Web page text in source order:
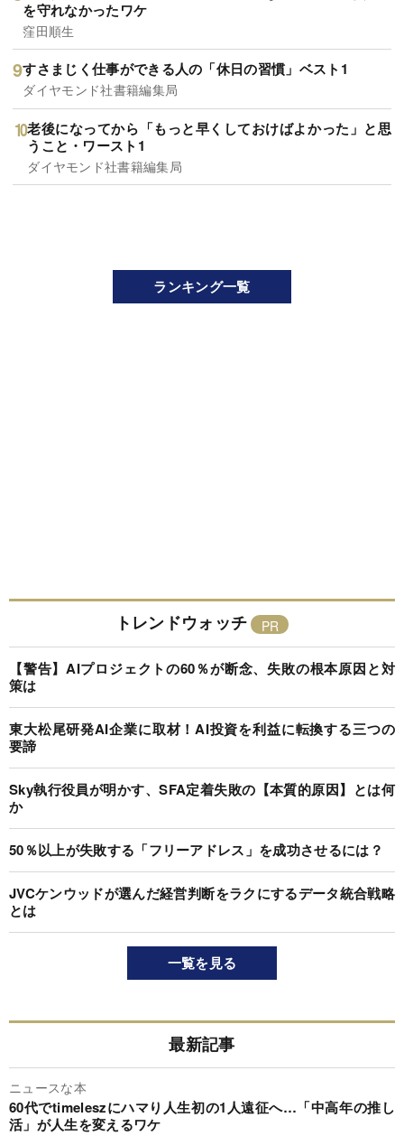
を守れなかったワケ
窪田順生
すさまじく仕事ができる人の「休日の習慣」ベスト1
ダイヤモンド社書籍編集局
老後になってから「もっと早くしておけばよかった」と思
うこと・ワースト1
ダイヤモンド社書籍編集局
ランキング一覧
トレンドウォッチ
【警告】AIプロジェクトの60％が断念、失敗の根本原因と対
策は
東大松尾研発AI企業に取材！AI投資を利益に転換する三つの
要諦
Sky執行役員が明かす、SFA定着失敗の【本質的原因】とは何
か
50％以上が失敗する「フリーアドレス」を成功させるには？
JVCケンウッドが選んだ経営判断をラクにするデータ統合戦略
とは
一覧を見る
最新記事
ニュースな本
60代でtimeleszにハマり人生初の1人遠征へ…「中高年の推し
活」が人生を変えるワケ